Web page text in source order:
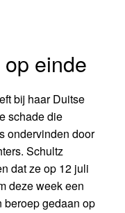
einde
bij haar Duitse
schade die
ondervinden door
Schultz
dat ze op 12 juli
deze week een
beroep gedaan op